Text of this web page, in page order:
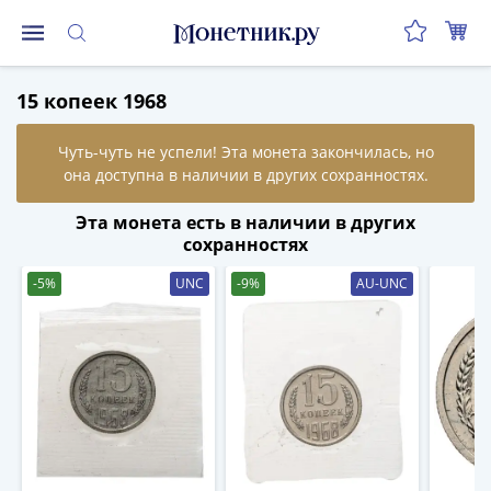
Монеты
Российской
Федерации
Регулярные
выпуски
(1992-
1993)
реформы
15 копеек 1968
Эта монета есть в наличии в других
сохранностях
-5% UNC -9% AU-UNC